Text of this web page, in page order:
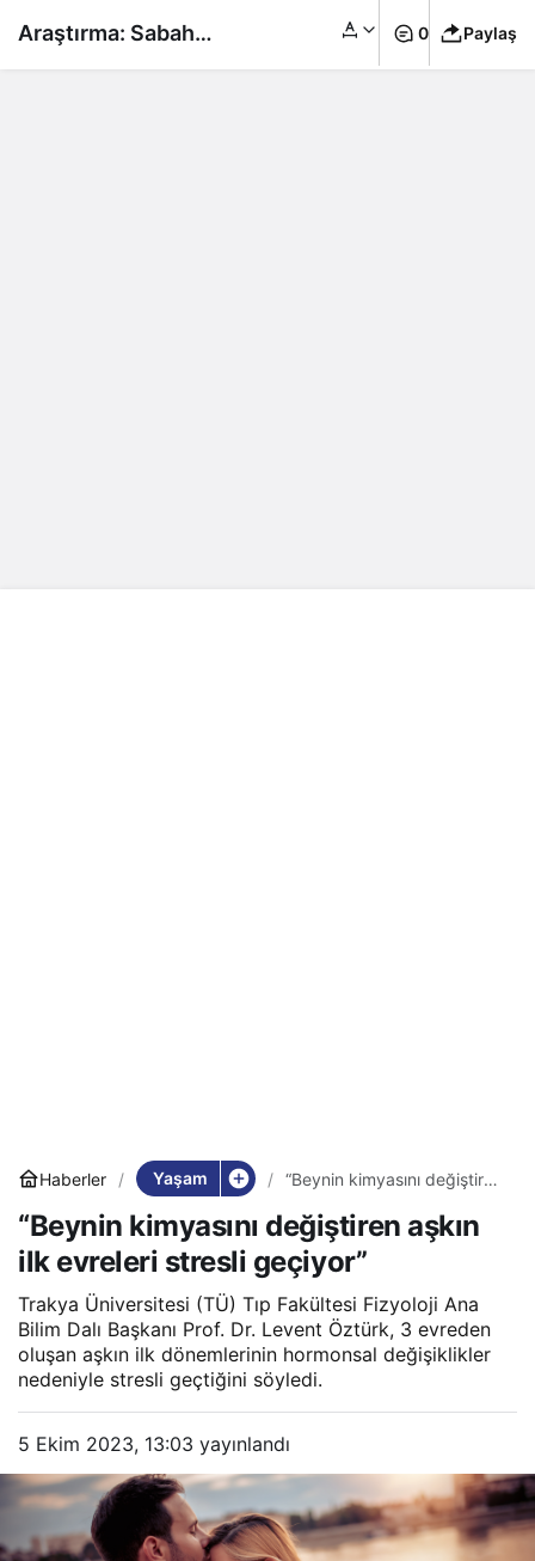
Haberler Yaşam
“Beynin kimyasını değiştiren
geçiyor”
“Beynin kimyasını değiştiren aşkın
ilk evreleri stresli geçiyor”
Trakya Üniversitesi (TÜ) Tıp Fakültesi Fizyoloji Ana
Bilim Dalı Başkanı Prof. Dr. Levent Öztürk, 3 evreden
oluşan aşkın ilk dönemlerinin hormonsal değişiklikler
nedeniyle stresli geçtiğini söyledi.
5 Ekim 2023, 13:03 yayınlandı
Araştırma: Sabah 0 Paylaş